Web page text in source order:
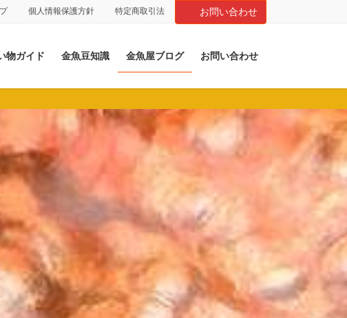
個人情報保護方針 特定商取引法 お問い合わせ
物ガイド 金魚豆知識 金魚屋ブログ お問い合わせ